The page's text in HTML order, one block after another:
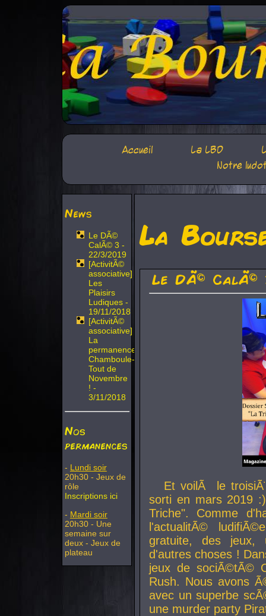
Accueil La LBD
Notre
News
Le DÃ©
CalÃ© 3 -
22/3/2019
[ActivitÃ©
associative]
Les
Plaisirs
Ludiques -
19/11/2018
[ActivitÃ©
associative]
La
permanence
Chamboule-
Tout de
Novembre
! -
3/11/2018
Nos
permanences
- Lundi soir
20h30 - Jeux de
rôle
Inscriptions ici
- Mardi soir
20h30 - Une
semaine sur
deux - Jeux de
plateau
La
Le DÃ© CalÃ©
Et voilÃ le
sorti en mars 2019
Triche". Comme
l'actualitÃ©
gratuite, des jeux,
d'autres choses !
jeux de sociÃ©tÃ©
Rush. Nous avons
avec un superbe
une murder party